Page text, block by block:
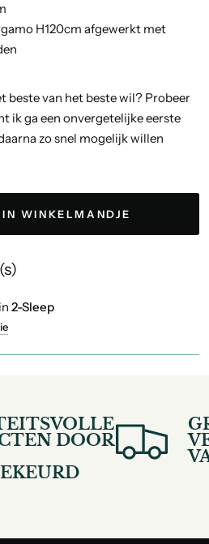
H120cm afgewerkt met
beste van het beste wil? Probeer
ik ga een onvergetelijke eerste
zo snel mogelijk willen
IN WINKELMANDJE
2-Sleep
DOOR